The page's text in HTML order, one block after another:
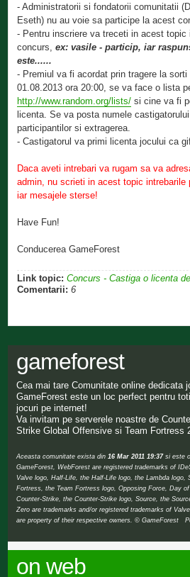
- Administratorii si fondatorii comunitatii
Eseth) nu au voie sa participe la acest
- Pentru inscriere va treceti in acest topic
concurs,ex: vasile - particip, iar
este......
- Premiul va fi acordat prin tragere la
01.08.2013 ora 20:00, se va face o lista
http://www.random.org/lists/ si cine va fi
licenta. Se va posta numele
participantilor si extragerea.
- Castigatorul va primi licenta jocului ca
Daca aveti intrebari va rugam sa va
admin, nu scrieti in acest topic
iar mesajele sterse!
Have Fun!
Conducerea GameForest
Link topic: Concurs - Castiga o licenta
Comentarii: 6
gameforest
Cea mai tare Comunitate online dedicata
GameForest este un loc perfect pentru
jocuri pe internet!
Va invitam pe serverele noastre de
Strike Global Offensive si Team Fortress
Aceasta comunitate exista din16 Mar 2011 19:37si este
GameForest, WebForest are registered trademarks of
Valve logo, Half-Life, the Half-Life logo, the Lambda logo,
Fortress, the Team Fortress logo, Opposing Force, Day
Counter-Strike, the Counter-Strike logo, Source, the
Zero are trademarks and/or registered trademarks of
are property of their respective owners. © GameForest
on web